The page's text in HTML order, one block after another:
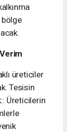
bölge
üreticiler
Tesisin
Üreticilerin